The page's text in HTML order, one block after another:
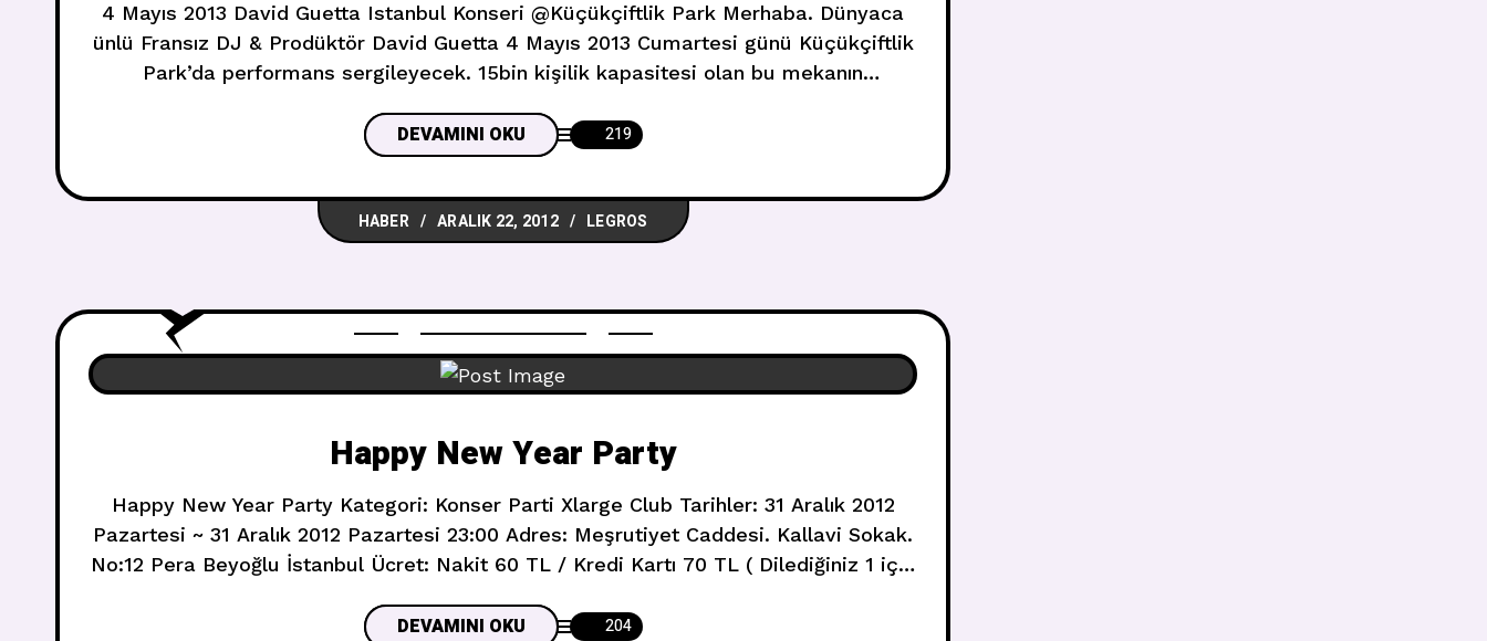
4 Mayıs 2013 David Guetta Istanbul Konseri @Küçükçiftlik Park Merhaba. Dünyaca
ünlü Fransız DJ & Prodüktör David Guetta 4 Mayıs 2013 Cumartesi günü Küçükçiftlik
Park’da performans sergileyecek. 15bin kişilik kapasitesi olan bu mekanın
DEVAMINI OKU 219
HABER ARALIK 22, 2012 LEGROS
Happy New Year Party
Happy New Year Party Kategori: Konser Parti Xlarge Club Tarihler: 31 Aralık 2012
Pazartesi ~ 31 Aralık 2012 Pazartesi 23:00 Adres: Meşrutiyet Caddesi. Kallavi Sokak.
No:12 Pera Beyoğlu İstanbul Ücret: Nakit 60 TL / Kredi Kartı 70 TL ( Dilediğiniz 1 içki
Telefon: 0212 243 49 43 2013 yılına Xlarge bir eğlence ile girmeye ne
DEVAMINI OKU 204